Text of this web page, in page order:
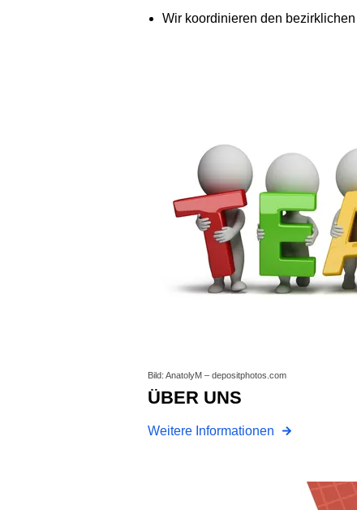
Wir koordinieren den bezirklichen
Bild: AnatolyM – depositphotos.com
ÜBER UNS
Weitere Informationen